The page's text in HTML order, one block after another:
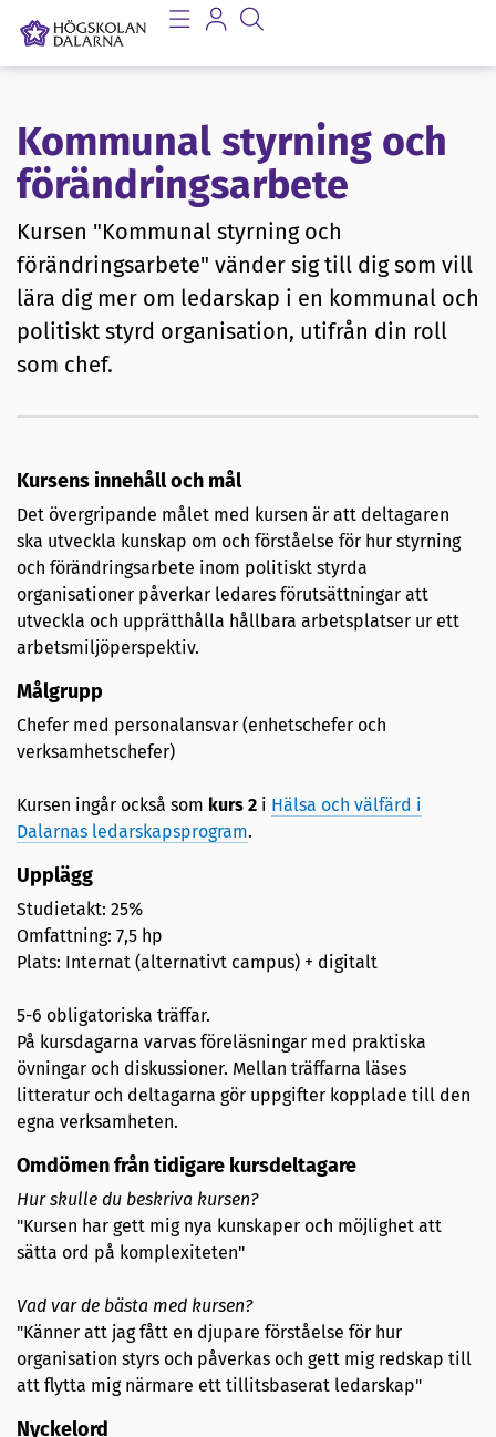
Kommunal styrning och
förändringsarbete
Kursen "Kommunal styrning och
förändringsarbete" vänder sig till dig som vill
lära dig mer om ledarskap i en kommunal och
politiskt styrd organisation, utifrån din roll
som chef.
Kursens innehåll och mål​
Det övergripande målet med kursen är att deltagaren
ska utveckla kunskap om och förståelse för hur styrning
och förändringsarbete inom politiskt styrda
organisationer påverkar ledares förutsättningar att
utveckla och upprätthålla hållbara arbetsplatser ur ett
arbetsmiljöperspektiv.
Målgrupp​
Chefer med personalansvar (enhetschefer och
verksamhetschefer)
Kursen ingår också som kurs 2 i Hälsa och välfärd i
Dalarnas ledarskapsprogram.
Upplägg​
Studietakt: 25% ​
Omfattning: 7,5 hp ​
Plats: Internat (alternativt campus) + digitalt
5-6 obligatoriska träffar.
På kursdagarna varvas föreläsningar med praktiska
övningar och diskussioner. Mellan träffarna läses
litteratur och deltagarna gör uppgifter kopplade till den
egna verksamheten.
Omdömen från tidigare kursdeltagare
Hur skulle du beskriva kursen?
"Kursen har gett mig nya kunskaper och möjlighet att
sätta ord på komplexiteten"
Vad var de bästa med kursen?
"Känner att jag fått en djupare förståelse för hur
organisation styrs och påverkas och gett mig redskap till
att flytta mig närmare ett tillitsbaserat ledarskap"
Nyckelord